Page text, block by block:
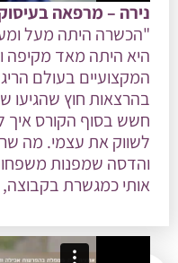
נירה – מרפאה
"הכשרה היתה מעל
היא היתה מאד מקיפה
המקצועיים בעולם
בהרצאות חוץ שהגיעו
חשש בסוף הקורס איך
לשווק את עצמי. מה
והדסה שמפנות
אותי כמגשרת בקבוצה,